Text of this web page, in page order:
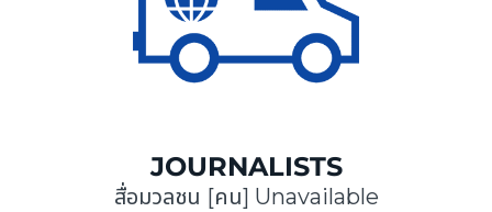
JOURNALISTS
สื่อมวลชน [คน] Unavailable